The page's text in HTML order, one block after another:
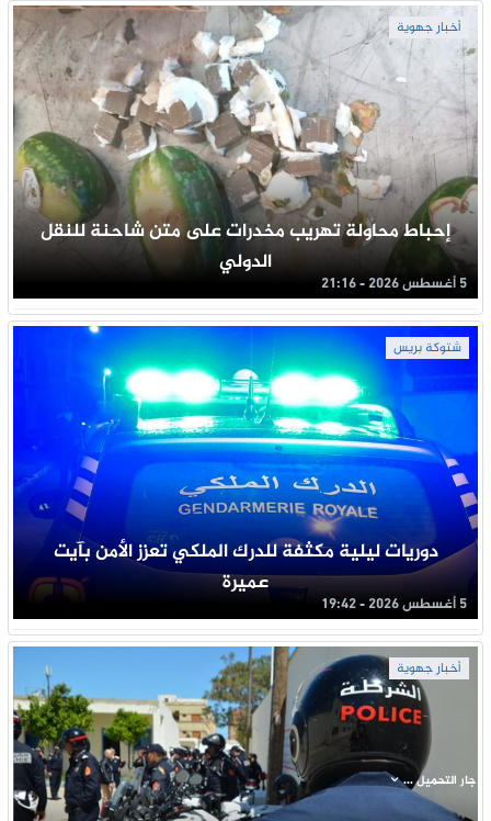
أخبار جهوية
إحباط محاولة تهريب مخدرات على متن شاحنة للنقل
الدولي
5 أغسطس 2026 - 21:16
شتوكة بريس
دوريات ليلية مكثفة للدرك الملكي تعزز الأمن بآيت
عميرة
5 أغسطس 2026 - 19:42
أخبار جهوية
جار التحميل ...